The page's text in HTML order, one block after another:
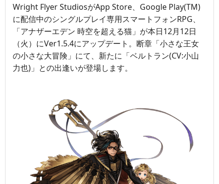
Wright Flyer StudiosがApp Store、Google Play(TM)
に配信中のシングルプレイ専用スマートフォンRPG、
「アナザーエデン 時空を超える猫」が本日12月12日
（火）にVer1.5.4にアップデート。断章「小さな王女
の小さな大冒険」にて、新たに「ベルトラン(CV:小山
力也)」との出逢いが登場します。